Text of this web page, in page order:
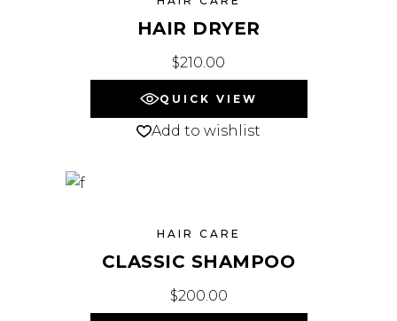
HAIR DRYER
$210.00
QUICK VIEW
Add to wishlist
HAIR CARE
CLASSIC SHAMPOO
$200.00